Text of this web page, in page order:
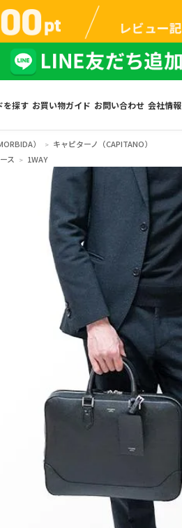
を探す お買い物ガイド お問い合わせ 会社情報
）
キャピターノ（CAPITANO）
ス 1WAY